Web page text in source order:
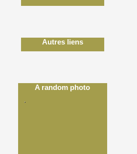
Autres liens
A random photo